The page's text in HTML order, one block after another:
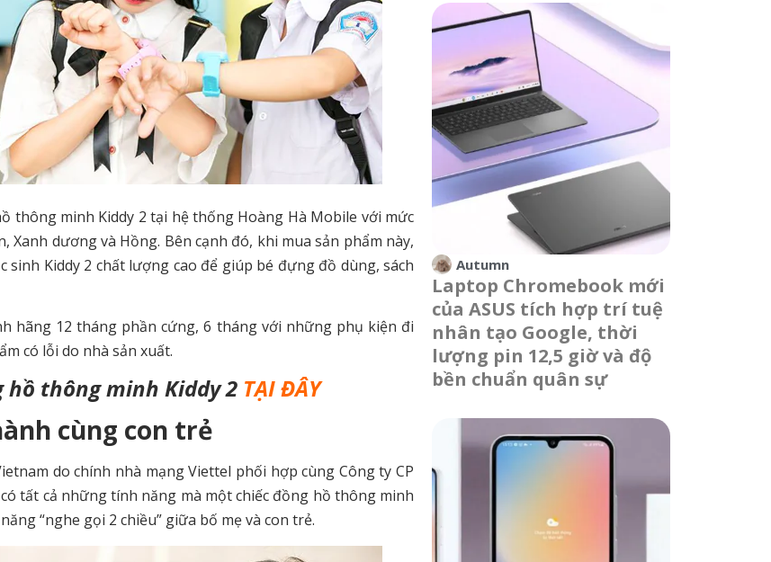
thông minh Kiddy 2 tại hệ thống Hoàng Hà Mobile với mức
Xanh dương và Hồng. Bên cạnh đó, khi mua sản phẩm này,
Kiddy 2 chất lượng cao để giúp bé đựng đồ dùng, sách
hãng 12 tháng phần cứng, 6 tháng với những phụ kiện đi
có lỗi do nhà sản xuất.
thông minh Kiddy 2 TẠI ĐÂY
cùng con trẻ
do chính nhà mạng Viettel phối hợp cùng Công ty CP
tất cả những tính năng mà một chiếc đồng hồ thông minh
“nghe gọi 2 chiều” giữa bố mẹ và con trẻ.
Autumn
Laptop Chromebook mới
của ASUS tích hợp trí tuệ
nhân tạo Google, thời
lượng pin 12,5 giờ và độ
bền chuẩn quân sự